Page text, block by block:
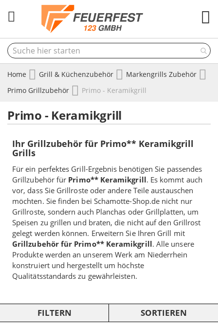
Home Grill & Küchenzubehör
Markengrills Zubehör
Primo Grillzubehör
Primo - Keramikgrill
Primo - Keramikgrill
Ihr Grillzubehör für Primo** Keramikgrill
Grills
Für ein perfektes Grill-Ergebnis benötigen Sie passendes
Grillzubehör für Primo** Keramikgrill. Es kommt auch
vor, dass Sie Grillroste oder andere Teile austauschen
möchten. Sie finden bei Schamotte-Shop.de nicht nur
Grillroste, sondern auch Planchas oder Grillplatten, um
Speisen zu grillen und braten, die nicht auf den Grillrost
gelegt werden können. Erweitern Sie Ihren Grill mit
Grillzubehör für Primo** Keramikgrill. Alle unsere
Produkte werden an unserem Werk am Niederrhein
konstruiert und hergestellt um höchste
Qualitätsstandards zu gewährleisten.
FILTERN SORTIEREN